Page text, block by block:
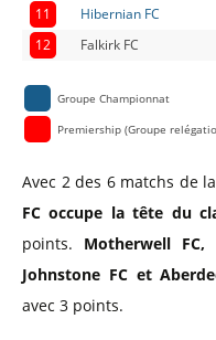
11
Hibernian FC
12
Falkirk FC
Groupe Championnat
Premiership (Groupe
Avec 2 des 6 matchs de
FC occupe la tête du
points. Motherwell FC,
Johnstone FC et
avec 3 points.